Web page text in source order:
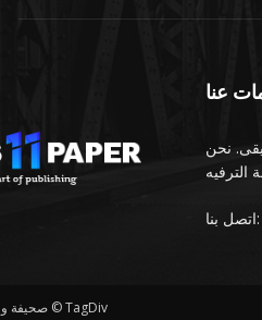
عنا
نحن
اتصل بنا:
صحيفة ووردبريس الموضوع © TagDiv